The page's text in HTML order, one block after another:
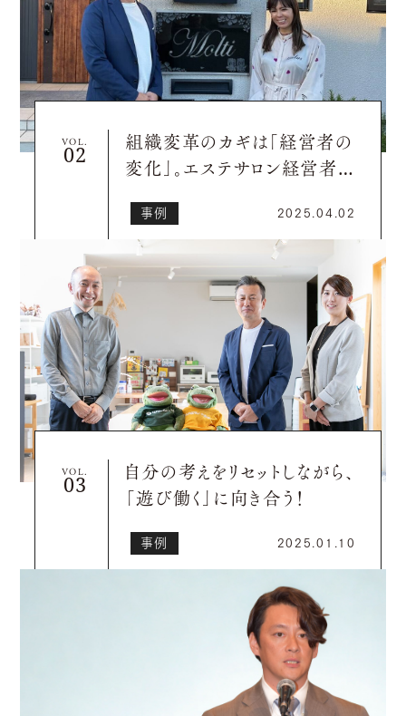
VOL.
組織変革のカギは「経営者の
変化」。エステサロン経営者が
事例 2025.04.02
VOL.
自分の考えをリセットしながら、
「遊び働く」に向き合う！
事例 2025.01.10